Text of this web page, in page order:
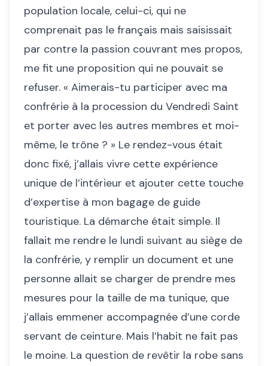
population locale, celui-ci, qui ne
comprenait pas le français mais saisissait
par contre la passion couvrant mes propos,
me fit une proposition qui ne pouvait se
refuser. « Aimerais-tu participer avec ma
confrérie à la procession du Vendredi Saint
et porter avec les autres membres et moi-
même, le trône ? » Le rendez-vous était
donc fixé, j’allais vivre cette expérience
unique de l’intérieur et ajouter cette touche
d’expertise à mon bagage de guide
touristique. La démarche était simple. Il
fallait me rendre le lundi suivant au siège de
la confrérie, y remplir un document et une
personne allait se charger de prendre mes
mesures pour la taille de ma tunique, que
j’allais emmener accompagnée d’une corde
servant de ceinture. Mais l’habit ne fait pas
le moine. La question de revêtir la robe sans